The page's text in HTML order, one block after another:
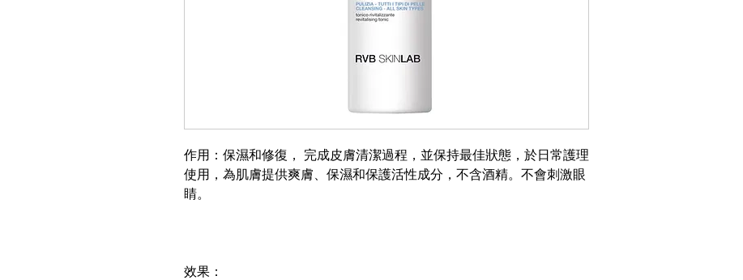
作用：保濕和修復， 完成皮膚清潔過程，並保持最佳狀態，於日常護理
使用，為肌膚提供爽膚、保濕和保護活性成分，不含酒精。不會刺激眼
睛。
效果：